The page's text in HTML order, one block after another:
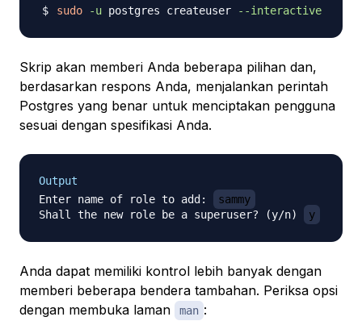
sudo -u postgres createuser --interactive
Skrip akan memberi Anda beberapa pilihan dan,
berdasarkan respons Anda, menjalankan perintah
Postgres yang benar untuk menciptakan pengguna
sesuai dengan spesifikasi Anda.
Output
Enter name of role to add:
sammy
Shall the new role be a superuser? (y/n)
y
Anda dapat memiliki kontrol lebih banyak dengan
memberi beberapa bendera tambahan. Periksa opsi
dengan membuka laman
man :